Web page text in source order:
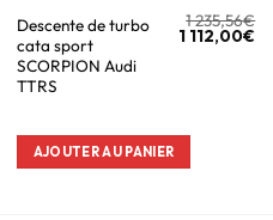
Descente de turbo
cata sport
SCORPION Audi
TTRS
1 235,56€
1 112,00€
AJOUTER AU PANIER